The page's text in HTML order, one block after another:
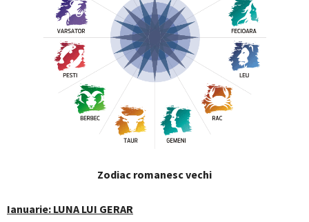
Zodiac romanesc vechi
Ianuarie: LUNA LUI GERAR